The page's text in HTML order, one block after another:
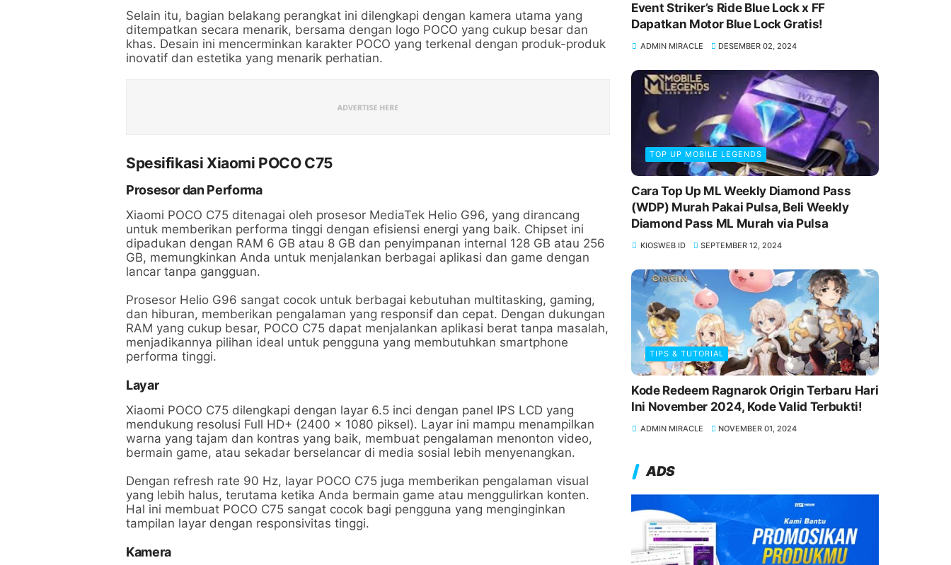
Selain itu, bagian belakang perangkat ini dilengkapi dengan kamera utama yang
ditempatkan secara menarik, bersama dengan logo POCO yang cukup besar dan
khas. Desain ini mencerminkan karakter POCO yang terkenal dengan produk-produk
inovatif dan estetika yang menarik perhatian.
Spesifikasi Xiaomi POCO C75
Prosesor dan Performa
Xiaomi POCO C75 ditenagai oleh prosesor MediaTek Helio G96, yang dirancang
untuk memberikan performa tinggi dengan efisiensi energi yang baik. Chipset ini
dipadukan dengan RAM 6 GB atau 8 GB dan penyimpanan internal 128 GB atau 256
GB, memungkinkan Anda untuk menjalankan berbagai aplikasi dan game dengan
lancar tanpa gangguan.
Prosesor Helio G96 sangat cocok untuk berbagai kebutuhan multitasking, gaming,
dan hiburan, memberikan pengalaman yang responsif dan cepat. Dengan dukungan
RAM yang cukup besar, POCO C75 dapat menjalankan aplikasi berat tanpa masalah,
menjadikannya pilihan ideal untuk pengguna yang membutuhkan smartphone
performa tinggi.
Layar
Xiaomi POCO C75 dilengkapi dengan layar 6.5 inci dengan panel IPS LCD yang
mendukung resolusi Full HD+ (2400 x 1080 piksel). Layar ini mampu menampilkan
warna yang tajam dan kontras yang baik, membuat pengalaman menonton video,
bermain game, atau sekadar berselancar di media sosial lebih menyenangkan.
Dengan refresh rate 90 Hz, layar POCO C75 juga memberikan pengalaman visual
yang lebih halus, terutama ketika Anda bermain game atau menggulirkan konten.
Hal ini membuat POCO C75 sangat cocok bagi pengguna yang menginginkan
tampilan layar dengan responsivitas tinggi.
Kamera
Event Striker’s Ride Blue Lock x FF
Dapatkan Motor Blue Lock Gratis!
ADMIN MIRACLE DESEMBER 02, 2024
TOP UP MOBILE LEGENDS
Cara Top Up ML Weekly Diamond Pass
(WDP) Murah Pakai Pulsa, Beli Weekly
Diamond Pass ML Murah via Pulsa
KIOSWEB ID SEPTEMBER 12, 2024
TIPS & TUTORIAL
Kode Redeem Ragnarok Origin Terbaru Hari
Ini November 2024, Kode Valid Terbukti!
ADMIN MIRACLE NOVEMBER 01, 2024
ADS